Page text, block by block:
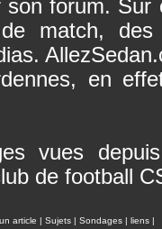
forum.
match, des
en
vues
de football
article | Sujets | Sondages | liens |